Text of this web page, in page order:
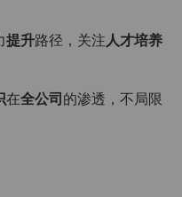
提升路径，关注人才培养
在全公司的渗透，不局限